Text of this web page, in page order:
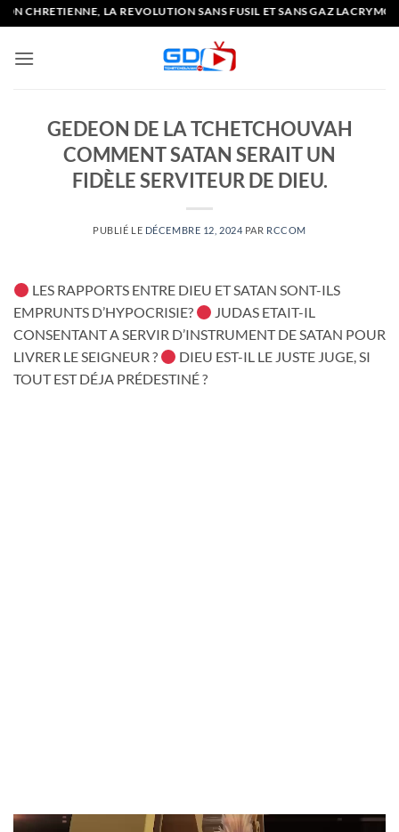
Passer
au
contenu
CHRETIENNE, LA REVOLUTION SANS FUSIL ET SANS GAZ
GEDEON DE LA TCHETCHOUVAH
COMMENT SATAN SERAIT UN
FIDÈLE SERVITEUR DE DIEU.
PUBLIÉ LE DÉCEMBRE 12, 2024 PAR RCCOM
LES RAPPORTS ENTRE DIEU ET SATAN SONT-ILS
EMPRUNTS D’HYPOCRISIE?
JUDAS ETAIT-IL
CONSENTANT A SERVIR D’INSTRUMENT DE SATAN POUR
LIVRER LE SEIGNEUR ?
DIEU EST-IL LE JUSTE JUGE, SI
TOUT EST DÉJA PRÉDESTINÉ ?